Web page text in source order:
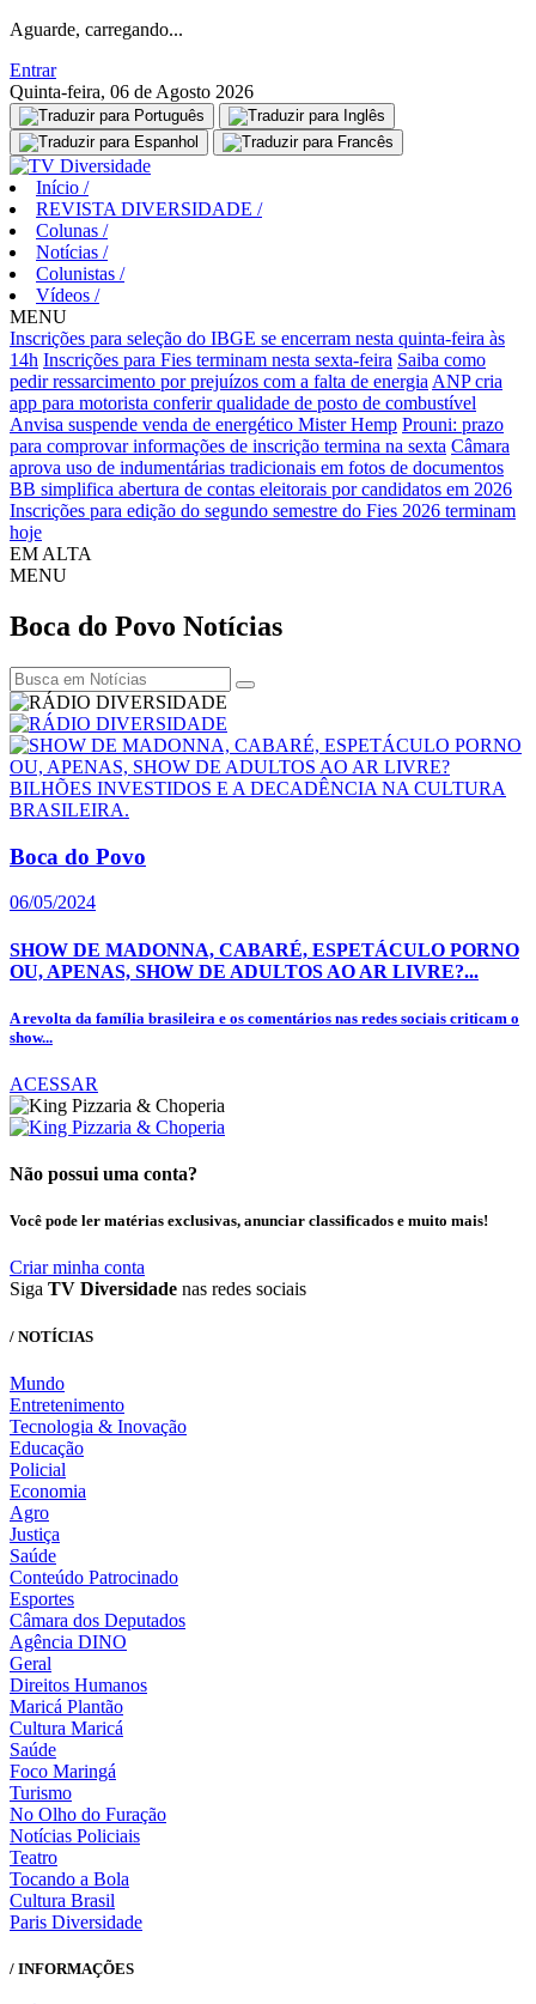
Aguarde, carregando...
Entrar
Quinta-feira, 06 de Agosto 2026
Início /
REVISTA DIVERSIDADE /
Colunas /
Notícias /
Colunistas /
Vídeos /
MENU
Inscrições para seleção do IBGE se encerram nesta quinta-feira às
14h Inscrições para Fies terminam nesta sexta-feira Saiba como
pedir ressarcimento por prejuízos com a falta de energia ANP cria
app para motorista conferir qualidade de posto de combustível
Anvisa suspende venda de energético Mister Hemp Prouni: prazo
para comprovar informações de inscrição termina na sexta Câmara
aprova uso de indumentárias tradicionais em fotos de documentos
BB simplifica abertura de contas eleitorais por candidatos em 2026
Inscrições para edição do segundo semestre do Fies 2026 terminam
hoje
EM ALTA
MENU
Boca do Povo Notícias
Boca do Povo
06/05/2024
SHOW DE MADONNA, CABARÉ, ESPETÁCULO PORNO
OU, APENAS, SHOW DE ADULTOS AO AR LIVRE?...
A revolta da família brasileira e os comentários nas redes sociais criticam o
show...
ACESSAR
Não possui uma conta?
Você pode ler matérias exclusivas, anunciar classificados e muito mais!
Criar minha conta
Siga TV Diversidade nas redes sociais
/ NOTÍCIAS
Mundo
Entretenimento
Tecnologia & Inovação
Educação
Policial
Economia
Agro
Justiça
Saúde
Conteúdo Patrocinado
Esportes
Câmara dos Deputados
Agência DINO
Geral
Direitos Humanos
Maricá Plantão
Cultura Maricá
Saúde
Foco Maringá
Turismo
No Olho do Furação
Notícias Policiais
Teatro
Tocando a Bola
Cultura Brasil
Paris Diversidade
/ INFORMAÇÕES